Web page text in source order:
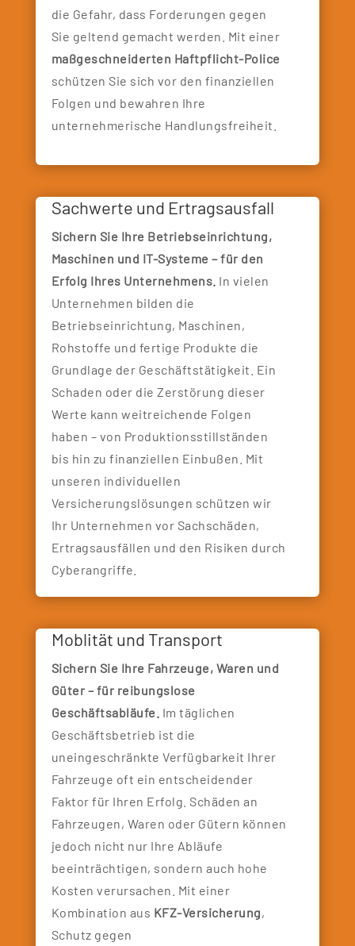
die Gefahr, dass Forderungen gegen
Sie geltend gemacht werden. Mit einer
maßgeschneiderten Haftpflicht-Police
schützen Sie sich vor den finanziellen
Folgen und bewahren Ihre
unternehmerische Handlungsfreiheit.
Sachwerte und Ertragsausfall
Sichern Sie Ihre Betriebseinrichtung,
Maschinen und IT-Systeme – für den
Erfolg Ihres Unternehmens. In vielen
Unternehmen bilden die
Betriebseinrichtung, Maschinen,
Rohstoffe und fertige Produkte die
Grundlage der Geschäftstätigkeit. Ein
Schaden oder die Zerstörung dieser
Werte kann weitreichende Folgen
haben – von Produktionsstillständen
bis hin zu finanziellen Einbußen. Mit
unseren individuellen
Versicherungslösungen schützen wir
Ihr Unternehmen vor Sachschäden,
Ertragsausfällen und den Risiken durch
Cyberangriffe.
Moblität und Transport
Sichern Sie Ihre Fahrzeuge, Waren und
Güter – für reibungslose
Geschäftsabläufe. Im täglichen
Geschäftsbetrieb ist die
uneingeschränkte Verfügbarkeit Ihrer
Fahrzeuge oft ein entscheidender
Faktor für Ihren Erfolg. Schäden an
Fahrzeugen, Waren oder Gütern können
jedoch nicht nur Ihre Abläufe
beeinträchtigen, sondern auch hohe
Kosten verursachen. Mit einer
Kombination aus KFZ-Versicherung,
Schutz gegen